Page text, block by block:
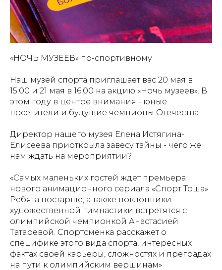
«НОЧЬ МУЗЕЕВ» по-спортивному
Наш музей спорта приглашает вас 20 мая в
15.00 и 21 мая в 16.00 на акцию «Ночь музеев». В
этом году в центре внимания - юные
посетители и будущие чемпионы Отечества
Директор нашего музея Елена Истягина-
Елисеева приоткрыла завесу тайны - чего же
нам ждать на мероприятии?
«Самых маленьких гостей ждет премьера
нового анимационного сериала «Спорт Тоша».
Ребята постарше, а также поклонники
художественной гимнастики встретятся с
олимпийской чемпионкой Анастасией
Татаревой. Спортсменка расскажет о
специфике этого вида спорта, интересных
фактах своей карьеры, сложностях и преградах
на пути к олимпийским вершинам»